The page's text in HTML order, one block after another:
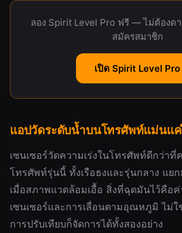
ลอง Spirit Level Pro ฟรี — ไม่ต้องด
สมัครสมาชิก
เปิด Spirit Level Pro
แอปวัดระดับน้ำบนโทรศัพท์แม่นแ
เซนเซอร์วัดความเร่งในโทรศัพท์ดีกว่า
โทรศัพท์รุ่นนี้ ทั้งเรือธงและรุ่นกลาง แยก
เมื่อสภาพแวดล้อมเอื้อ สิ่งที่ฉุดมันไว้คือ
เซนเซอร์และการเลื่อนตามอุณหภูมิ ไม่ใ
การปรับเทียบก็จัดการได้ทั้งสองอย่าง